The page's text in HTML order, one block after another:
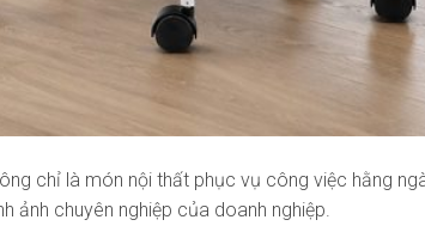
chỉ là món nội thất phục vụ công việc hằng
ảnh chuyên nghiệp của doanh nghiệp.